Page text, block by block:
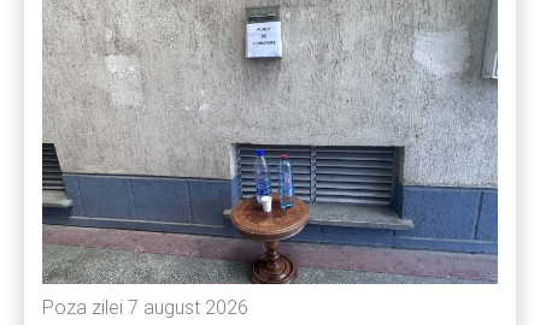
Poza zilei 7 august 2026